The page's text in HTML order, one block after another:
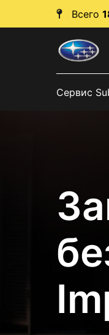
Всего
Сервис